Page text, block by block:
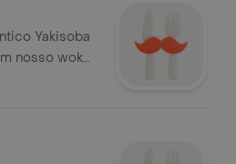
Yakisoba
nosso wok